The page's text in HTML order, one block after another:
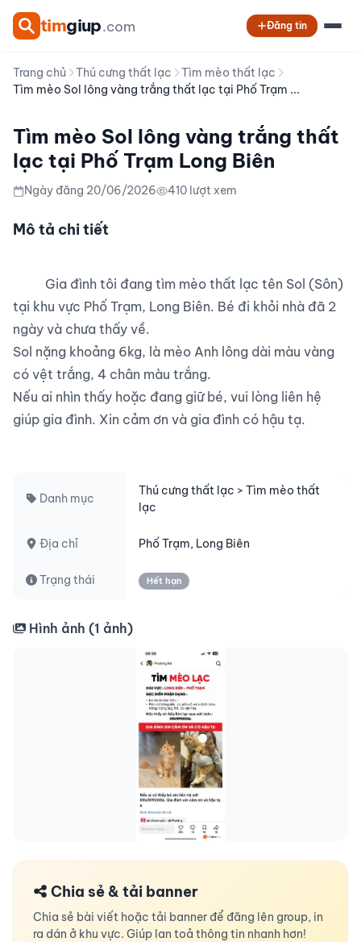
timgiup.com Đăng tin
Trang chủ Thú cưng thất lạc
Tìm mèo thất lạc
Tìm mèo Sol lông vàng trắng thất lạc tại Phố Trạm ...
Tìm mèo Sol lông vàng trắng thất
lạc tại Phố Trạm Long Biên
Ngày đăng 20/06/2026 410 lượt xem
Mô tả chi tiết
tại khu vực Phố Trạm, Long Biên. Bé đi khỏi nhà đã 2
ngày và chưa thấy về.
Sol nặng khoảng 6kg, là mèo Anh lông dài màu vàng
có vệt trắng, 4 chân màu trắng.
Nếu ai nhìn thấy hoặc đang giữ bé, vui lòng liên hệ
giúp gia đình. Xin cảm ơn và gia đình có hậu tạ.
Danh mục
Thú cưng thất lạc > Tìm mèo thất
lạc
Địa chỉ Phố Trạm, Long Biên
Trạng thái Hết hạn
Hình ảnh (1 ảnh)
Chia sẻ & tải banner
Chia sẻ bài viết hoặc tải banner để đăng lên group, in
ra dán ở khu vực. Giúp lan toả thông tin nhanh hơn!